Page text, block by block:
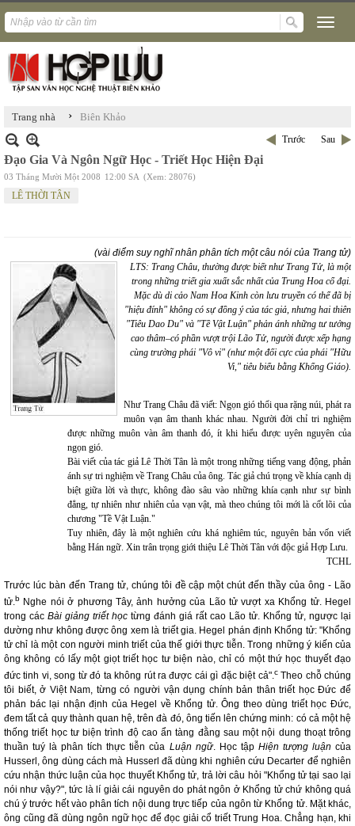
Trang nhà › Biên Khảo
Trước Sau
Đạo Gia Và Ngôn Ngữ Học - Triết Học Hiện Đại
03 Tháng Mười Một 2008 12:00 SA (Xem: 28076)
LÊ THỜI TÂN
(vài điểm suy nghĩ nhân phân tích một câu nói của Trang tử)
LTS: Trang Châu, thường được biết như Trang Tử, là một
trong những triết gia xuất sắc nhất của Trung Hoa cổ đại.
Mặc dù di cảo Nam Hoa Kinh còn lưu truyền có thể đã bị
"hiệu đính" không có sự đồng ý của tác giả, nhưng hai thiên
"Tiêu Dao Du" và "Tề Vật Luận" phản ánh những tư tưởng
cao thâm–có phần vượt trội Lão Tử, người được xếp hạng
cùng trường phái "Vô vi" (như một đối cực của phái "Hữu
Vi," tiêu biểu bằng Khổng Giáo).
Như Trang Châu đã viết: Ngọn gió thổi qua rặng núi, phát ra
muôn vạn âm thanh khác nhau. Người đời chỉ tri nghiệm
được những muôn vàn âm thanh đó, ít khi hiểu được uyên nguyên của
ngọn gió.
Bài viết của tác giả Lê Thời Tân là một trong những tiếng vang động, phản
ánh sự tri nghiệm về Trang Châu của ông. Tác giả chú trọng về khía cạnh dị
biệt giữa lời và thực, không đào sâu vào những khía cạnh như sự bình
đẳng, tự nhiên như nhiên của vạn vật, mà theo chúng tôi mới là cốt lõi của
chương "Tề Vật Luận."
Tuy nhiên, đây là một nghiên cứu khá nghiêm túc, nguyên bản vốn viết
bằng Hán ngữ. Xin trân trọng giới thiệu Lê Thời Tân với độc giả Hợp Lưu.
TCHL
Trước lúc bàn đến Trang tử, chúng tôi đề cập một chút đến thầy của ông - Lão
tử.b Nghe nói ở phương Tây, ảnh hưởng của Lão tử vượt xa Khổng tử. Hegel
trong các Bài giảng triết học từng đánh giá rất cao Lão tử. Khổng tử, ngược lại
dường như không được ông xem là triết gia. Hegel phán định Khổng tử: "Khổng
tử chỉ là một con người minh triết của thế giới thực tiễn. Trong những ý kiến của
ông không có lấy một giọt triết học tư biện nào, chỉ có một thứ học thuyết đạo
đức tinh vi, song từ đó ta không rút ra được cái gì đặc biệt cả".cTheo chỗ chúng
tôi biết, ở Việt Nam, từng có người vận dụng chính bản thân triết học Đức để
phản bác lại nhận định của Hegel về Khổng tử. Ông theo dùng triết học Đức,
đem tất cả quy thành quan hệ, trên đà đó, ông tiến lên chứng minh: có cả một hệ
thống triết học tư biện trình độ cao ẩn tàng đằng sau một nội dung thoạt trông
thuần tuý là phân tích thực tiễn của Luận ngữ. Học tập Hiện tượng luận của
Husserl, ông dùng cách mà Husserl đã dùng khi nghiên cứu Decarter để nghiên
cứu nhận thức luận của học thuyết Khổng tử, trả lời câu hỏi "Khổng tử tại sao lại
nói như vậy?", tức là lí giải cái nguyên do phát ngôn ở Khổng tử chứ không quá
chú ý trước hết vào phân tích nội dung trực tiếp của ngôn từ Khổng tử. Mặt khác,
ông cũng đã dùng ngôn ngữ học để đọc giải cổ triết Trung Hoa. Chẳng hạn, khi